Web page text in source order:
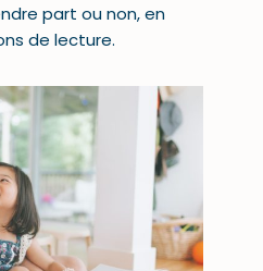
part ou non, en
de lecture.